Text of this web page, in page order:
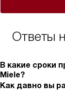
Ответы
В какие сроки
Miele?
Как давно вы